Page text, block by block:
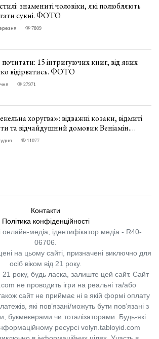
знамениті чоловіки, які полюбляють
сукні. ФОТО
7809
15 інтригуючих книг, від яких
відірватись. ФОТО
27971
хоругва»: відважні козаки, відмиті
та відчайдушний домовик Веніамін.
11077
Контакти
Політика конфіденційності
медіа; ідентифікатор медіа - R40-
06706.
на цьому сайті, призначені виключно для
осіб віком від 21 року.
року, будь ласка, залиште цей сайт. Сайт
не проводить ігри на реальні та/або
сайт не приймає ні в якій формі оплату
які пов’язані/можуть бути пов’язані з
букмекерами чи тоталізаторами. Будь-які
ресурсі volyn.tabloyid.com